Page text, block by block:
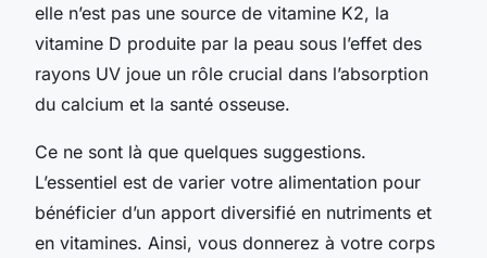
elle n’est pas une source de vitamine K2, la
vitamine D produite par la peau sous l’effet des
rayons UV joue un rôle crucial dans l’absorption
du calcium et la santé osseuse.
Ce ne sont là que quelques suggestions.
L’essentiel est de varier votre alimentation pour
bénéficier d’un apport diversifié en nutriments et
en vitamines. Ainsi, vous donnerez à votre corps